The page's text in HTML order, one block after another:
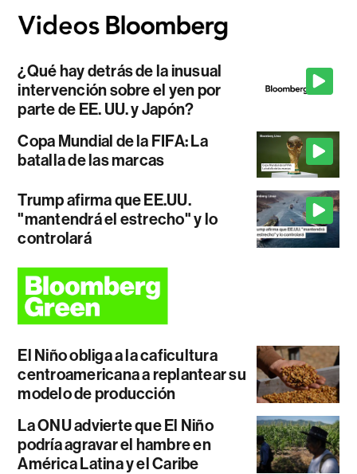
¿Qué hay detrás de la inusual
intervención sobre el yen por
parte de EE. UU. y Japón?
Copa Mundial de la FIFA: La
batalla de las marcas
Trump afirma que EE.UU.
"mantendrá el estrecho" y lo
controlará
El Niño obliga a la caficultura
centroamericana a replantear su
modelo de producción
La ONU advierte que El Niño
podría agravar el hambre en
América Latina y el Caribe